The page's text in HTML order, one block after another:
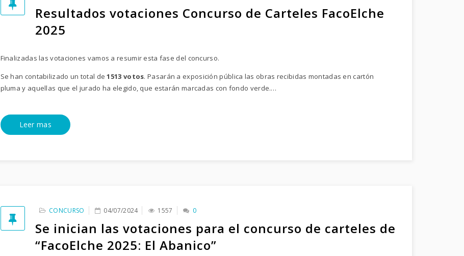
Resultados votaciones Concurso de Carteles FacoElche
2025
Finalizadas las votaciones vamos a resumir esta fase del concurso.
Se han contabilizado un total de1513 votos. Pasarán a exposición pública las obras recibidas montadas en cartón
pluma y aquellas que el jurado ha elegido, que estarán marcadas con fondo verde.…
Leer mas
CONCURSO 04/07/2024 1557 0
Se inician las votaciones para el concurso de carteles de
“FacoElche 2025: El Abanico”